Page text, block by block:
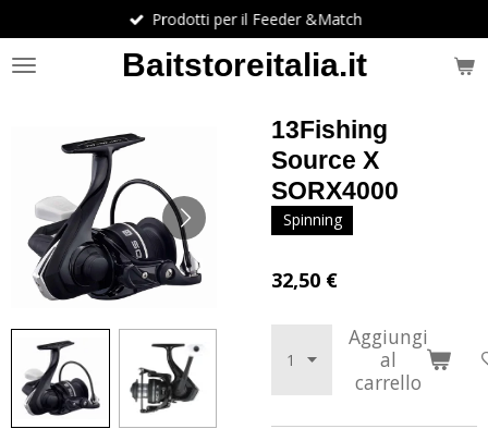
al
contenuto
Baitstoreitalia.it
Prodotti per il Feeder &Match
13Fishing
Source X
SORX4000
Spinning
32,50 €
Aggiungi
al
carrello